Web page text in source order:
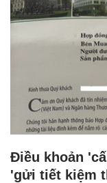
Điều khoản
'gửi tiết kiệm